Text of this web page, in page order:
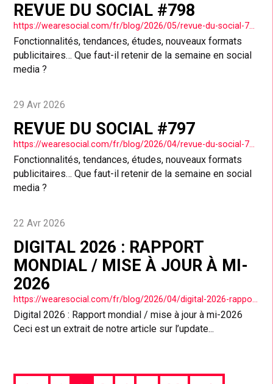
REVUE DU SOCIAL #798
https://wearesocial.com/fr/blog/2026/05/revue-du-social-798-2/
Fonctionnalités, tendances, études, nouveaux formats
publicitaires… Que faut-il retenir de la semaine en social
media ?
29 Avr 2026
REVUE DU SOCIAL #797
https://wearesocial.com/fr/blog/2026/04/revue-du-social-797/
Fonctionnalités, tendances, études, nouveaux formats
publicitaires… Que faut-il retenir de la semaine en social
media ?
22 Avr 2026
DIGITAL 2026 : RAPPORT
MONDIAL / MISE À JOUR À MI-
2026
https://wearesocial.com/fr/blog/2026/04/digital-2026-rapport-mondial-mise-a-jour-a-mi-2026/
Digital 2026 : Rapport mondial / mise à jour à mi-2026
Ceci est un extrait de notre article sur l’update...